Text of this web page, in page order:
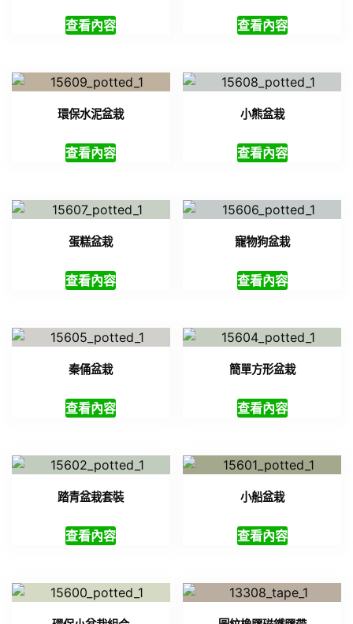
查看內容 查看內容
環保水泥盆栽
查看內容
小熊盆栽
查看內容
蛋糕盆栽
查看內容
寵物狗盆栽
查看內容
秦俑盆栽
查看內容
簡單方形盆栽
查看內容
踏青盆栽套裝
查看內容
小船盆栽
查看內容